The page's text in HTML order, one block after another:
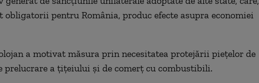
obligatorii pentru România, produc efecte asupra economiei
a motivat măsura prin necesitatea protejării piețelor de
prelucrare a țițeiului și de comerț cu combustibili.